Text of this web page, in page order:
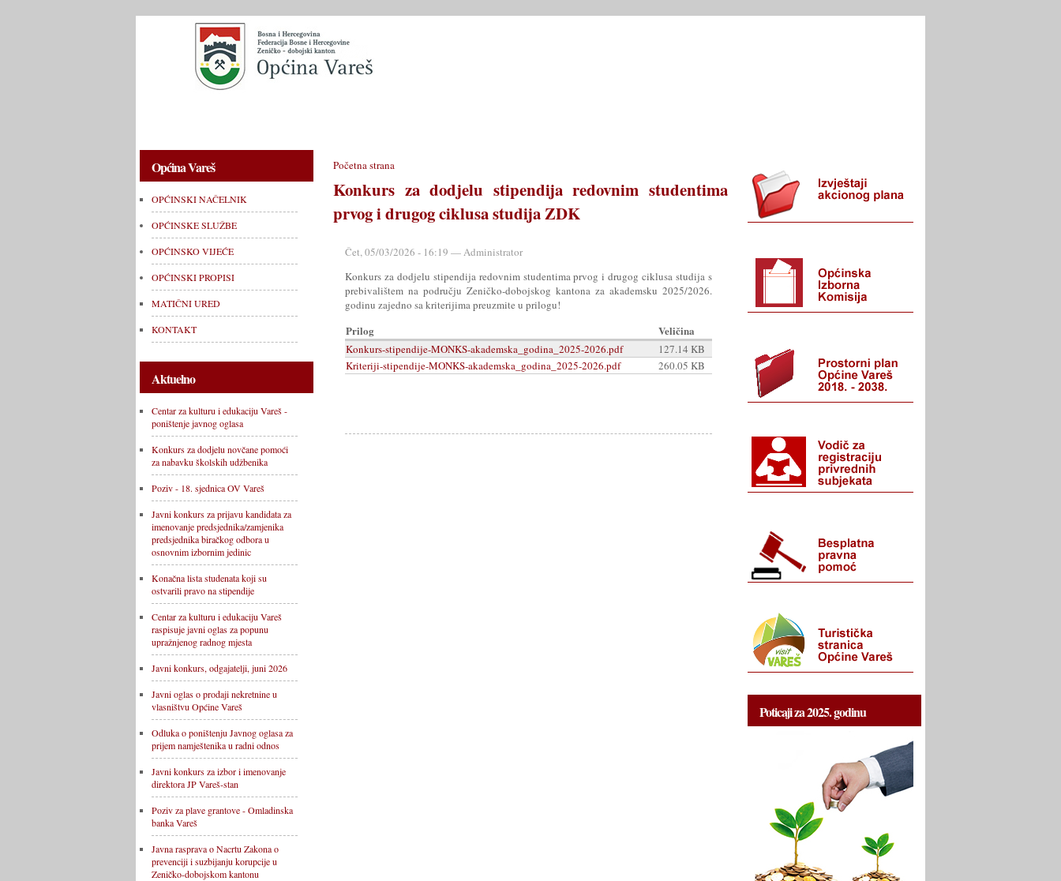
Općina Vareš
OPĆINSKI NAČELNIK
OPĆINSKE SLUŽBE
OPĆINSKO VIJEĆE
OPĆINSKI PROPISI
MATIČNI URED
KONTAKT
Aktuelno
Centar za kulturu i edukaciju Vareš -
poništenje javnog oglasa
Konkurs za dodjelu novčane pomoći
za nabavku školskih udžbenika
Poziv - 18. sjednica OV Vareš
Javni konkurs za prijavu kandidata za
imenovanje predsjednika/zamjenika
predsjednika biračkog odbora u
osnovnim izbornim jedinic
Konačna lista studenata koji su
ostvarili pravo na stipendije
Centar za kulturu i edukaciju Vareš
raspisuje javni oglas za popunu
upražnjenog radnog mjesta
Javni konkurs, odgajatelji, juni 2026
Javni oglas o prodaji nekretnine u
vlasništvu Općine Vareš
Odluka o poništenju Javnog oglasa za
prijem namještenika u radni odnos
Javni konkurs za izbor i imenovanje
direktora JP Vareš-stan
Poziv za plave grantove - Omladinska
banka Vareš
Javna rasprava o Nacrtu Zakona o
prevenciji i suzbijanju korupcije u
Zeničko-dobojskom kantonu
Početna strana
Konkurs za dodjelu stipendija redovnim studentima
prvog i drugog ciklusa studija ZDK
Čet, 05/03/2026 - 16:19 — Administrator
Konkurs za dodjelu stipendija redovnim studentima prvog i drugog ciklusa studija s
prebivalištem na području Zeničko-dobojskog kantona za akademsku 2025/2026.
godinu zajedno sa kriterijima preuzmite u prilogu!
Prilog Veličina
Konkurs-stipendije-MONKS-akademska_godina_2025-2026.pdf
127.14 KB
Kriteriji-stipendije-MONKS-akademska_godina_2025-2026.pdf
260.05 KB
Poticaji za 2025. godinu